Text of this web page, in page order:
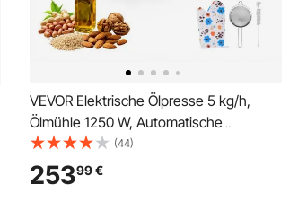
VEVOR Elektrische Ölpresse 5 kg/h,
Ölmühle 1250 W, Automatische
Ölpressmaschine mit Heiß- und
Kaltpressung & Reinigungsbürste,
Ölmaschine für Erdnüsse, Sesam,
(44)
25399€